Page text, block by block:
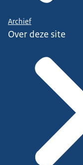
Archief
Over deze site